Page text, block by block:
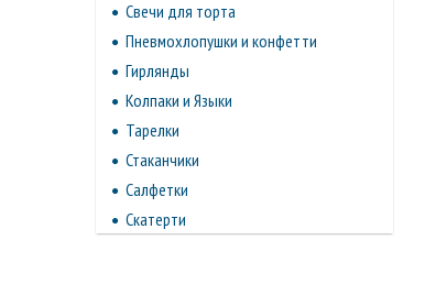
Свечи для торта
Пневмохлопушки и конфетти
Гирлянды
Колпаки и Языки
Тарелки
Стаканчики
Салфетки
Скатерти